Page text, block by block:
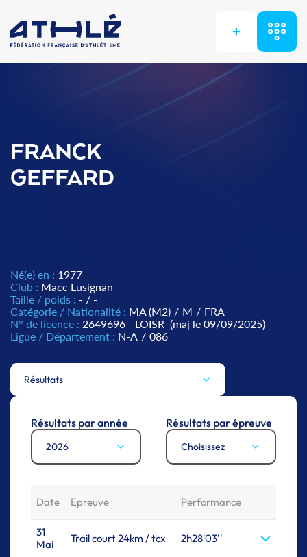
+
FRANCK
GEFFARD
Né(e) en : 1977
Club : Macc Lusignan
Taille / poids : - / -
Catégorie / Nationalité : MA (M2) / M / FRA
N° de licence : 2649696 - LOISR (maj le 09/09/2025)
Ligue / Département : N-A / 086
Résultats
Résultats par année
2026
Résultats par épreuve
Choisissez
Date Epreuve Performance
31
Mai
Trail court 24km / tcx 2h28'03''